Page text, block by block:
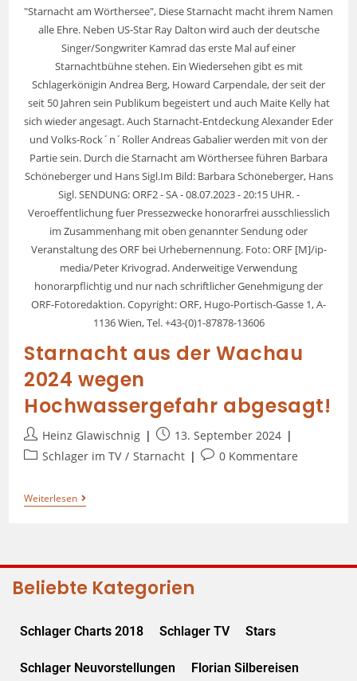
"Starnacht am Wörthersee", Diese Starnacht macht ihrem Namen
alle Ehre. Neben US-Star Ray Dalton wird auch der deutsche
Singer/Songwriter Kamrad das erste Mal auf einer
Starnachtbühne stehen. Ein Wiedersehen gibt es mit
Schlagerkönigin Andrea Berg, Howard Carpendale, der seit der
seit 50 Jahren sein Publikum begeistert und auch Maite Kelly hat
sich wieder angesagt. Auch Starnacht-Entdeckung Alexander Eder
und Volks-Rock´n´Roller Andreas Gabalier werden mit von der
Partie sein. Durch die Starnacht am Wörthersee führen Barbara
Schöneberger und Hans Sigl.Im Bild: Barbara Schöneberger, Hans
Sigl. SENDUNG: ORF2 - SA - 08.07.2023 - 20:15 UHR. -
Veroeffentlichung fuer Pressezwecke honorarfrei ausschliesslich
im Zusammenhang mit oben genannter Sendung oder
Veranstaltung des ORF bei Urhebernennung. Foto: ORF [M]/ip-
media/Peter Krivograd. Anderweitige Verwendung
honorarpflichtig und nur nach schriftlicher Genehmigung der
ORF-Fotoredaktion. Copyright: ORF, Hugo-Portisch-Gasse 1, A-
1136 Wien, Tel. +43-(0)1-87878-13606
Starnacht aus der Wachau
2024 wegen
Hochwassergefahr abgesagt!
Heinz Glawischnig
13. September 2024
Schlager im TV / Starnacht 0 Kommentare
Weiterlesen
Beliebte Kategorien
Schlager Charts 2018 Schlager TV Stars
Schlager Neuvorstellungen Florian Silbereisen